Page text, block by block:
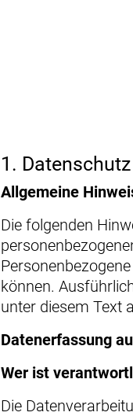
1.
Allgemeine
Die folgenden
können.
unter diesem Text
Datenerfassung
Wer ist
Die